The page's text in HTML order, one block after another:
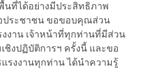
นที่ได้อย่างมีประสิทธิภาพ
ประชาชน ขอขอบคุณส่วน
งงาน เจ้าหน้าที่ทุกท่านที่มีส่วน
ชิงปฏิบัติการฯ ครั้งนี้ และขอ
รงงานทุกท่าน ได้นำความรู้